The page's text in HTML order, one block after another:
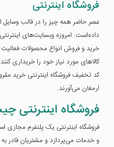
فروشگاه اینترنتی
عصر حاضر همه چیز را در قالب وسایل
داده‌است. امروزه وبسایت‌های
خرید و فروش انواع محصولات فعالیت
کد تخفیف فروشگاه اینترنتی خرید
ارمغان می‌آورند.
فروشگاه اینترنتی
فروشگاه اینترنتی یک پلتفرم مجازی
و خدمات می‌پردازد و مشتریان قادر